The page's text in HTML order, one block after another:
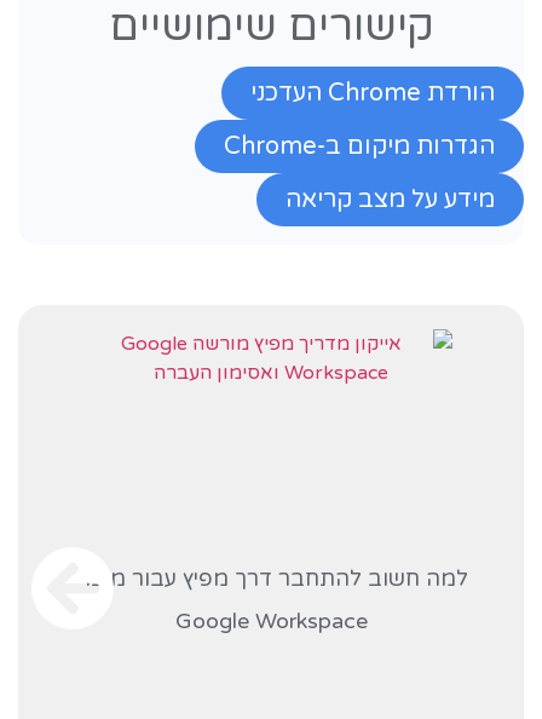
קישורים שימושיים
הורדת Chrome העדכני
הגדרות מיקום ב-Chrome
מידע על מצב קריאה
למה חשוב להתחבר דרך מפיץ עבור מוצרי
Google Workspace